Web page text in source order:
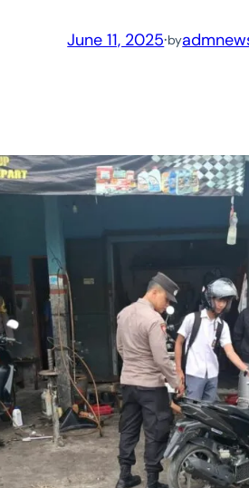
June 11, 2025·by